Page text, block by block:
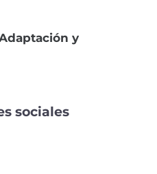
Adaptación y
sociales